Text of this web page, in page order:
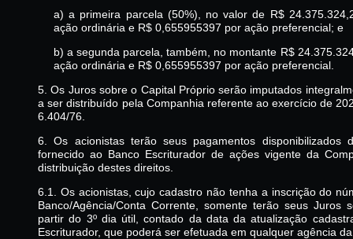
a) a primeira parcela (50%), no valor de R$
ação ordinária e R$ 0,655955397 por ação preferencial; e
b) a segunda parcela, também, no montante R$
ação ordinária e R$ 0,655955397 por ação preferencial.
5. Os Juros sobre o Capital Próprio serão imputados
a ser distribuído pela Companhia referente ao exercício de
6.404/76.
6. Os acionistas terão seus pagamentos disponibilizados
fornecido ao Banco Escriturador de ações vigente da
distribuição destes direitos.
6.1. Os acionistas, cujo cadastro não tenha a inscrição do
Banco/Agência/Conta Corrente, somente terão seus Juros
partir do 3º dia útil, contado da data da atualização
Escriturador, que poderá ser efetuada em qualquer agência